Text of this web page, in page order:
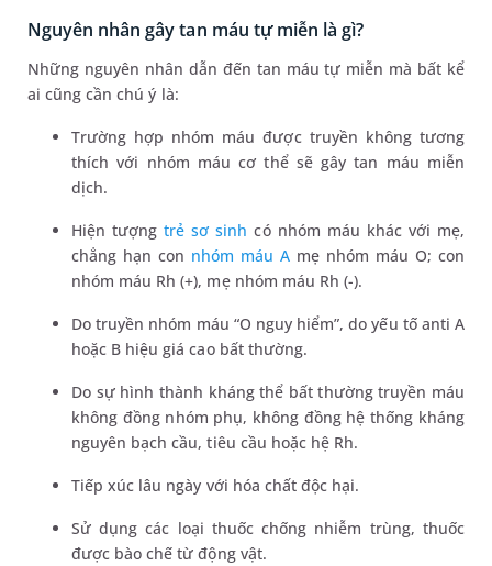
Nguyên nhân gây tan máu tự miễn là gì?
Những nguyên nhân dẫn đến tan máu tự miễn mà bất kể
ai cũng cần chú ý là:
Trường hợp nhóm máu được truyền không tương
thích với nhóm máu cơ thể sẽ gây tan máu miễn
dịch.
Hiện tượngtrẻ sơ sinh có nhóm máu khác với mẹ,
chẳng hạn con nhóm máu A mẹ nhóm máu O; con
nhóm máu Rh (+), mẹ nhóm máu Rh (-).
Do truyền nhóm máu “O nguy hiểm”, do yếu tố anti A
hoặc B hiệu giá cao bất thường.
Do sự hình thành kháng thể bất thường truyền máu
không đồng nhóm phụ, không đồng hệ thống kháng
nguyên bạch cầu, tiêu cầu hoặc hệ Rh.
Tiếp xúc lâu ngày với hóa chất độc hại.
Sử dụng các loại thuốc chống nhiễm trùng, thuốc
được bào chế từ động vật.